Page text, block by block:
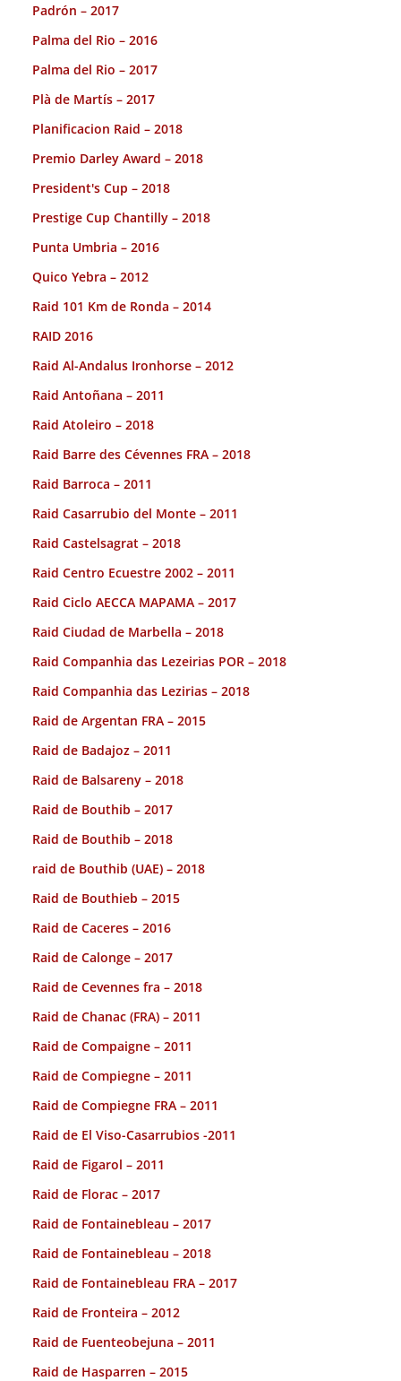
Padrón – 2017
Palma del Rio – 2016
Palma del Rio – 2017
Plà de Martís – 2017
Planificacion Raid – 2018
Premio Darley Award – 2018
President's Cup – 2018
Prestige Cup Chantilly – 2018
Punta Umbria – 2016
Quico Yebra – 2012
Raid 101 Km de Ronda – 2014
RAID 2016
Raid Al-Andalus Ironhorse – 2012
Raid Antoñana – 2011
Raid Atoleiro – 2018
Raid Barre des Cévennes FRA – 2018
Raid Barroca – 2011
Raid Casarrubio del Monte – 2011
Raid Castelsagrat – 2018
Raid Centro Ecuestre 2002 – 2011
Raid Ciclo AECCA MAPAMA – 2017
Raid Ciudad de Marbella – 2018
Raid Companhia das Lezeirias POR – 2018
Raid Companhia das Lezirias – 2018
Raid de Argentan FRA – 2015
Raid de Badajoz – 2011
Raid de Balsareny – 2018
Raid de Bouthib – 2017
Raid de Bouthib – 2018
raid de Bouthib (UAE) – 2018
Raid de Bouthieb – 2015
Raid de Caceres – 2016
Raid de Calonge – 2017
Raid de Cevennes fra – 2018
Raid de Chanac (FRA) – 2011
Raid de Compaigne – 2011
Raid de Compiegne – 2011
Raid de Compiegne FRA – 2011
Raid de El Viso-Casarrubios -2011
Raid de Figarol – 2011
Raid de Florac – 2017
Raid de Fontainebleau – 2017
Raid de Fontainebleau – 2018
Raid de Fontainebleau FRA – 2017
Raid de Fronteira – 2012
Raid de Fuenteobejuna – 2011
Raid de Hasparren – 2015